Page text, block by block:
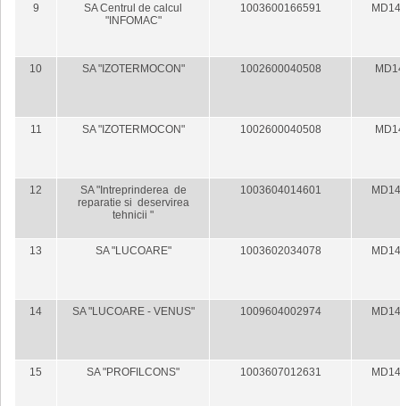
9
SA Centrul de calcul
"INFOMAC"
1003600166591
10 SA "IZOTERMOCON" 1002600040508
11 SA "IZOTERMOCON" 1002600040508
12
SA "Intreprinderea de
reparatie si deservirea
tehnicii "
1003604014601
13 SA "LUCOARE" 1003602034078
14 SA "LUCOARE - VENUS" 1009604002974
15 SA "PROFILCONS" 1003607012631